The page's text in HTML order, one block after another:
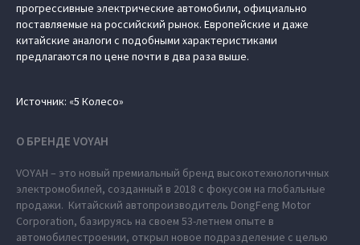
прогрессивные электрические автомобили, официально
поставляемые на российский рынок. Европейские и даже
китайские аналоги с подобными характеристиками
предлагаются по цене почти в два раза выше.
Источник: «5 Колесо»
О БРЕНДЕ VOYAH
VOYAH – это новый премиальный бренд высокотехнологичных
электромобилей, созданный в 2018 с фокусом на глобальные
продажи. Китайский автопроизводитель DongFeng Motor
Corporation, базируясь на своем 53-летнем опыте в
автомобилестроении, открыл новое подразделение с целью